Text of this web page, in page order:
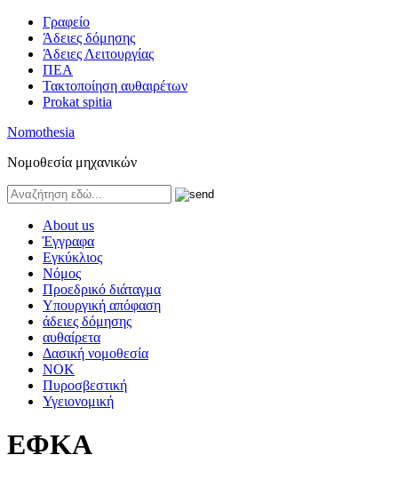
Γραφείο
Άδειες δόμησης
Άδειες Λειτουργίας
ΠΕΑ
Τακτοποίηση αυθαιρέτων
Prokat spitia
Nomothesia
Νομοθεσία μηχανικών
About us
Έγγραφα
Εγκύκλιος
Νόμος
Προεδρικό διάταγμα
Υπουργική απόφαση
άδειες δόμησης
αυθαίρετα
Δασική νομοθεσία
ΝΟΚ
Πυροσβεστική
Υγειονομική
ΕΦΚΑ